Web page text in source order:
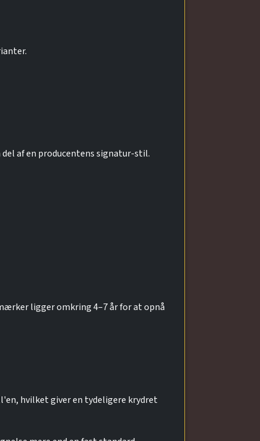
af en producentens signatur-stil.
ligger omkring 4–7 år for at opnå
hvilket giver en tydeligere krydret